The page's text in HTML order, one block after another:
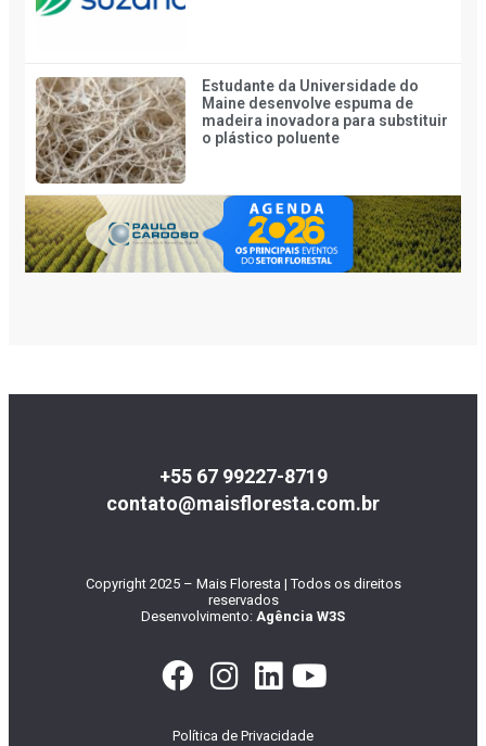
Estudante da Universidade do
Maine desenvolve espuma de
madeira inovadora para substituir
o plástico poluente
+55 67 99227-8719
contato@maisfloresta.com.br
Copyright 2025 – Mais Floresta | Todos os direitos
reservados
Desenvolvimento: Agência W3S
Política de Privacidade